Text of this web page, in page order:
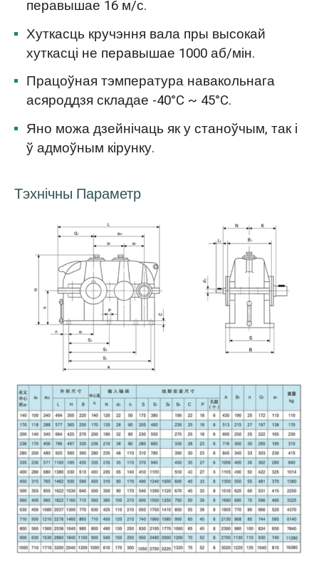
перавышае 16 м/с.
Хуткасць кручэння вала пры высокай
хуткасці не перавышае 1000 аб/мін.
Працоўная тэмпература навакольнага
асяроддзя складае -40°C ~ 45°C.
Яно можа дзейнічаць як у станоўчым, так і
ў адмоўным кірунку.
Тэхнічны Параметр